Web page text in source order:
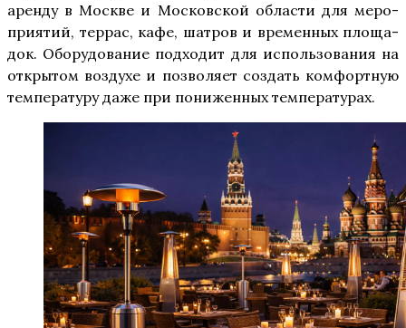
арен­ду в Москве и Мос­ков­ской обла­сти для меро­
при­я­тий, тер­рас, кафе, шатров и вре­мен­ных пло­ща­
док. Обо­ру­до­ва­ние под­хо­дит для исполь­зо­ва­ния на
откры­том воз­ду­хе и поз­во­ля­ет создать ком­форт­ную
тем­пе­ра­ту­ру даже при пони­жен­ных температурах.